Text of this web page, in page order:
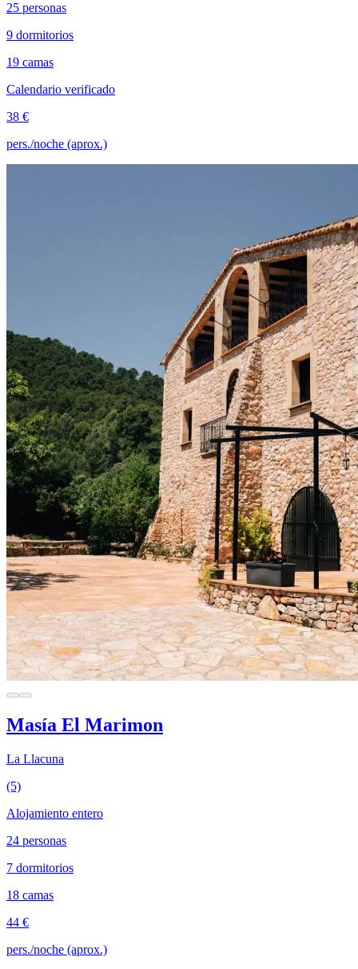
25 personas
9 dormitorios
19 camas
Calendario verificado
38 €
pers./noche (aprox.)
Masía El Marimon
La Llacuna
(5)
Alojamiento entero
24 personas
7 dormitorios
18 camas
44 €
pers./noche (aprox.)